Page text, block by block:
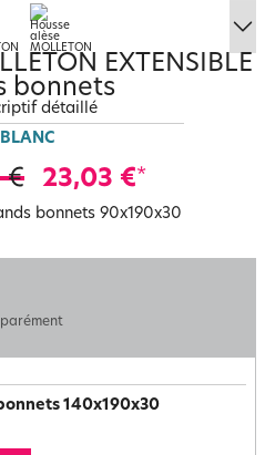
EXTENSIBLE
bonnets
détaillé
BLANC
€ 23,03 €*
bonnets 90x190x30
140x190x30